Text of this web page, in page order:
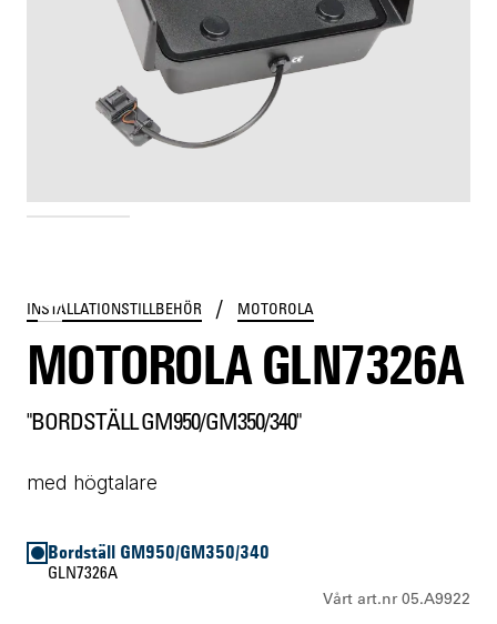
INSTALLATIONSTILLBEHÖR / MOTOROLA
MOTOROLA GLN7326A
"BORDSTÄLL GM950/GM350/340"
med högtalare
Bordställ GM950/GM350/340
GLN7326A
Vårt art.nr 05.A9922
GLN7326A